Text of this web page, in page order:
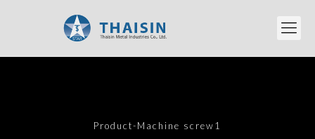
Product-Machine screw1